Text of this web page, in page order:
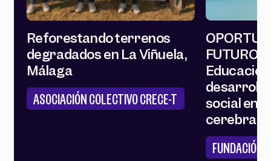
Reforestando terrenos
degradados en La Viñuela,
Málaga
ASOCIACIÓN COLECTIVO CRECE-T
FUTURO:
desarrollo
social en
cerebral
FUNDACIÓN